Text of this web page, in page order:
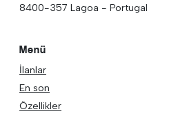
8400-357 Lagoa - Portugal
Menü
İlanlar
En son
Özellikler